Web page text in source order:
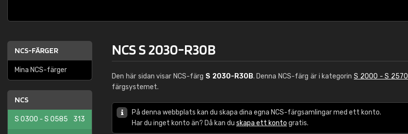
NCS-FÄRGER
Mina NCS-färger
NCS
S 0300 - S 0585 313
NCS S 2030-R30B
Den här sidan visar NCS-färg S 2030-R30B. Denna NCS-färg är i kategorin S 2000 - S 2570
färgsystemet.
På denna webbplats kan du skapa dina egna NCS-färgsamlingar med ett konto.
Har du inget konto än? Då kan du skapa ett konto gratis.